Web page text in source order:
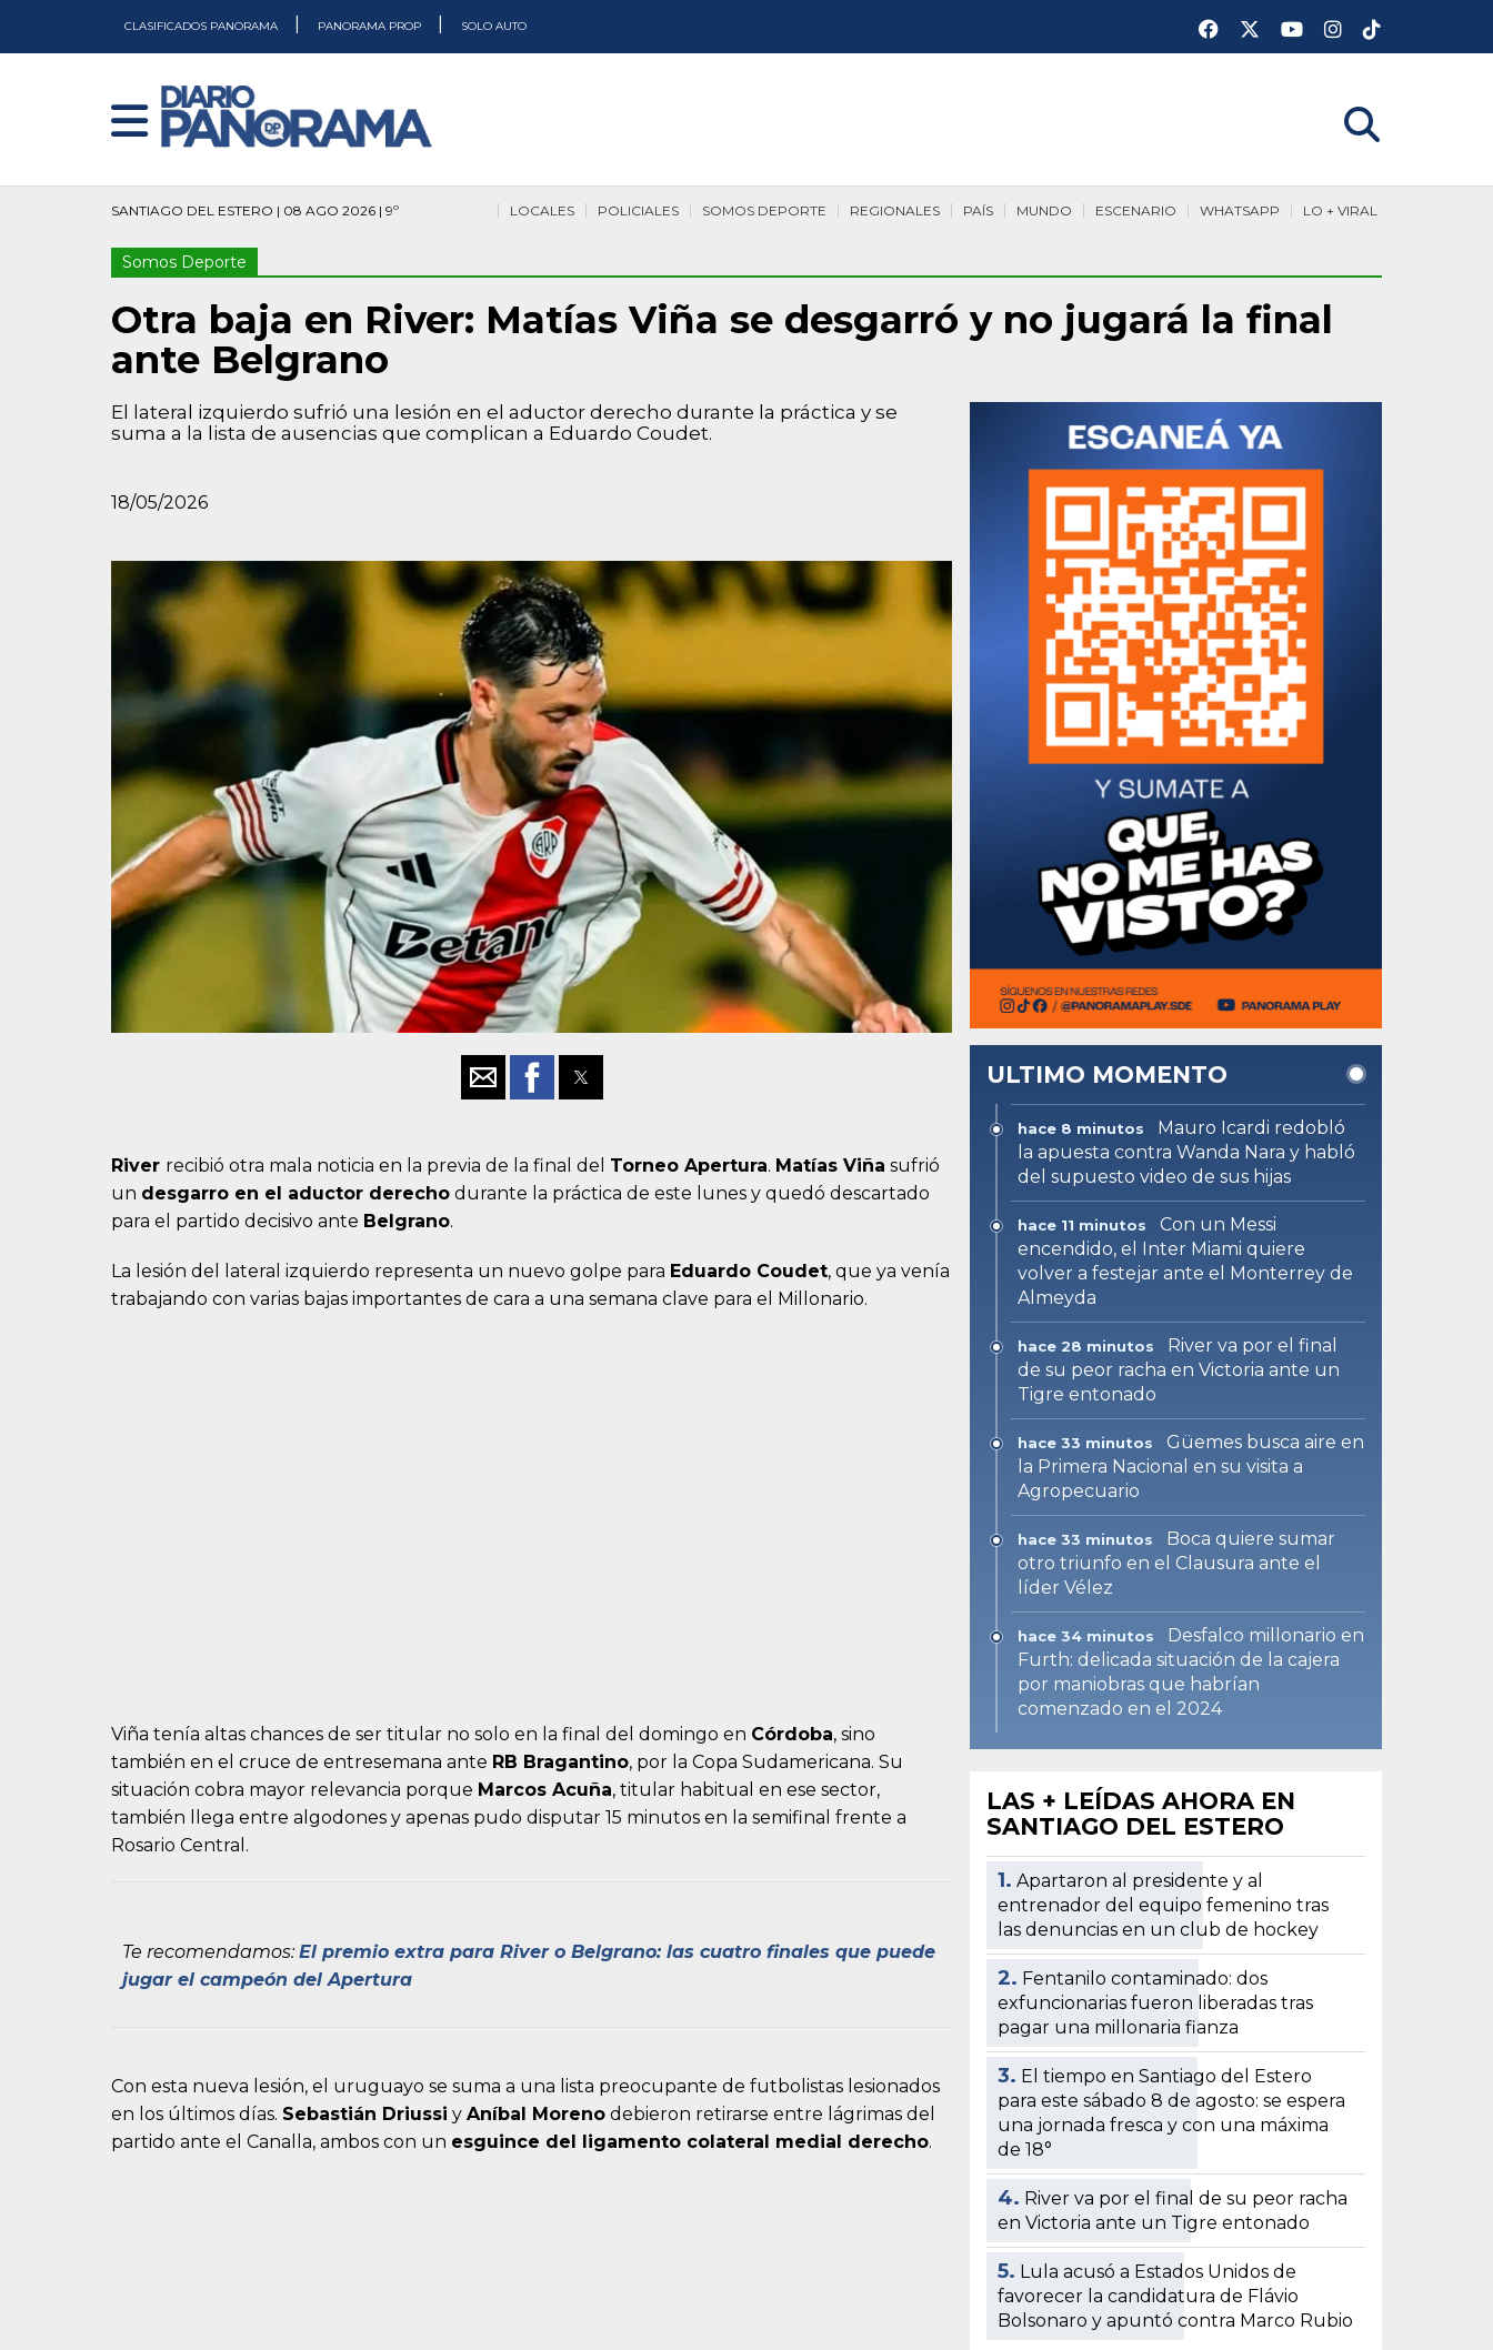
CLASIFICADOS PANORAMA PANORAMA PROP SOLO AUTO
SANTIAGO DEL ESTERO | 08 AGO 2026 | 9º LO + VIRAL
WHATSAPP
ESCENARIO
MUNDO
PAÍS
REGIONALES
SOMOS DEPORTE
POLICIALES
LOCALES
Somos Deporte
Otra baja en River: Matías Viña se desgarró y no jugará la final
ante Belgrano
El lateral izquierdo sufrió una lesión en el aductor derecho durante la práctica y se
suma a la lista de ausencias que complican a Eduardo Coudet.
18/05/2026
River recibió otra mala noticia en la previa de la final del Torneo Apertura. Matías Viña sufrió
un desgarro en el aductor derecho durante la práctica de este lunes y quedó descartado
para el partido decisivo ante Belgrano.
La lesión del lateral izquierdo representa un nuevo golpe para Eduardo Coudet, que ya venía
trabajando con varias bajas importantes de cara a una semana clave para el Millonario.
Viña tenía altas chances de ser titular no solo en la final del domingo en Córdoba, sino
también en el cruce de entresemana ante RB Bragantino, por la Copa Sudamericana. Su
situación cobra mayor relevancia porque Marcos Acuña, titular habitual en ese sector,
también llega entre algodones y apenas pudo disputar 15 minutos en la semifinal frente a
Rosario Central.
Te recomendamos:El premio extra para River o Belgrano: las cuatro finales que puede
jugar el campeón del Apertura
Con esta nueva lesión, el uruguayo se suma a una lista preocupante de futbolistas lesionados
en los últimos días. Sebastián Driussi y Aníbal Moreno debieron retirarse entre lágrimas del
partido ante el Canalla, ambos con un esguince del ligamento colateral medial derecho.
ULTIMO MOMENTO
hace 8 minutos
Mauro Icardi redobló
la apuesta contra Wanda Nara y habló
del supuesto video de sus hijas
hace 11 minutos
Con un Messi
encendido, el Inter Miami quiere
volver a festejar ante el Monterrey de
Almeyda
hace 28 minutos
River va por el final
de su peor racha en Victoria ante un
Tigre entonado
hace 33 minutos
Güemes busca aire en
la Primera Nacional en su visita a
Agropecuario
hace 33 minutos
Boca quiere sumar
otro triunfo en el Clausura ante el
líder Vélez
hace 34 minutos
Desfalco millonario en
Furth: delicada situación de la cajera
por maniobras que habrían
comenzado en el 2024
LAS + LEÍDAS AHORA EN
SANTIAGO DEL ESTERO
1. Apartaron al presidente y al
entrenador del equipo femenino tras
las denuncias en un club de hockey
2. Fentanilo contaminado: dos
exfuncionarias fueron liberadas tras
pagar una millonaria fianza
3. El tiempo en Santiago del Estero
para este sábado 8 de agosto: se espera
una jornada fresca y con una máxima
de 18°
4. River va por el final de su peor racha
en Victoria ante un Tigre entonado
5. Lula acusó a Estados Unidos de
favorecer la candidatura de Flávio
Bolsonaro y apuntó contra Marco Rubio